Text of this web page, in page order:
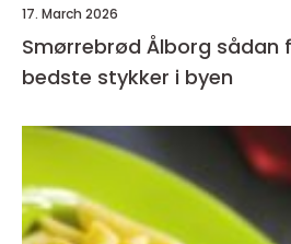
17. March 2026
Smørrebrød Ålborg sådan finder du de
bedste stykker i byen